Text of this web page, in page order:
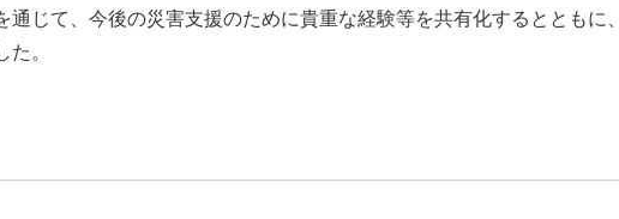
通じて、今後の災害支援のために貴重な経験等を共有化するとともに
た。